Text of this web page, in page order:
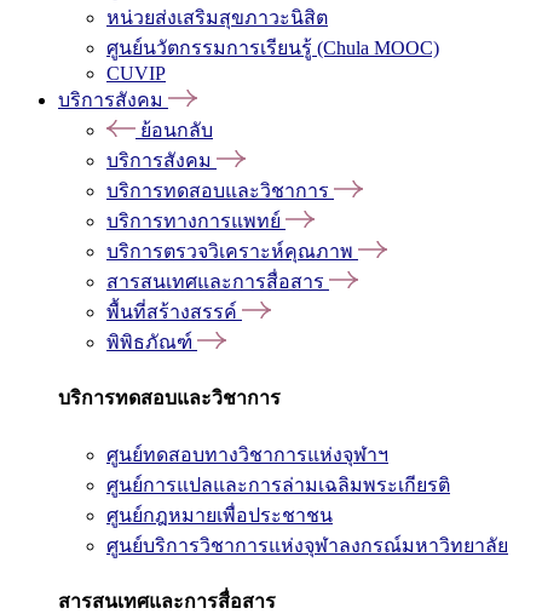
หน่วยส่งเสริมสุขภาวะนิสิต
ศูนย์นวัตกรรมการเรียนรู้ (Chula MOOC)
CUVIP
บริการสังคม
ย้อนกลับ
บริการสังคม
บริการทดสอบและวิชาการ
บริการทางการแพทย์
บริการตรวจวิเคราะห์คุณภาพ
สารสนเทศและการสื่อสาร
พื้นที่สร้างสรรค์
พิพิธภัณฑ์
บริการทดสอบและวิชาการ
ศูนย์ทดสอบทางวิชาการแห่งจุฬาฯ
ศูนย์การแปลและการล่ามเฉลิมพระเกียรติ
ศูนย์กฎหมายเพื่อประชาชน
ศูนย์บริการวิชาการแห่งจุฬาลงกรณ์มหาวิทยาลัย
สารสนเทศและการสื่อสาร